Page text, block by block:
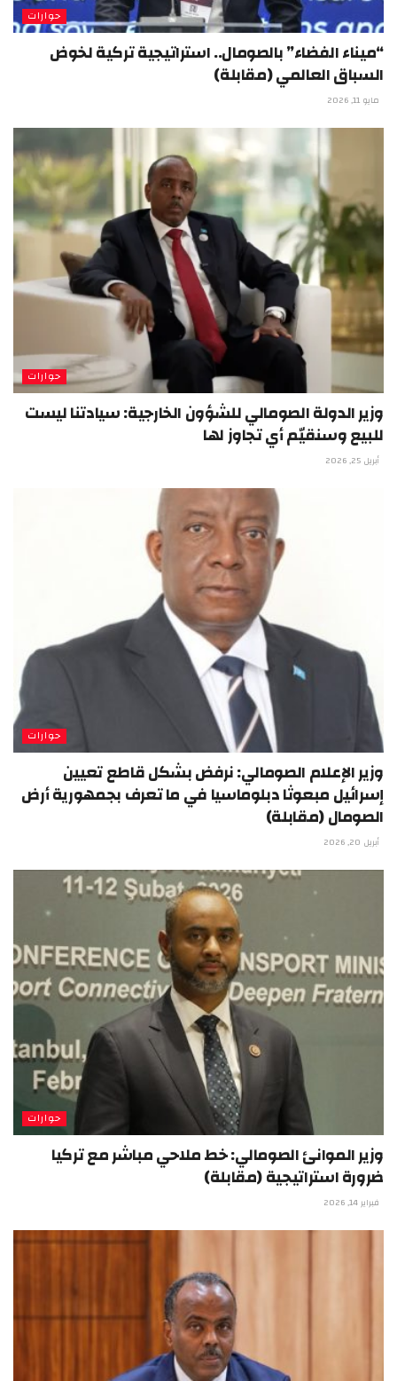
حوارات
“ميناء الفضاء” بالصومال.. استراتيجية تركية لخوض
السباق العالمي (مقابلة)
مايو 11, 2026
حوارات
وزير الدولة الصومالي للشؤون الخارجية: سيادتنا ليست
للبيع وسنقيّم أي تجاوز لها
أبريل 25, 2026
حوارات
وزير الإعلام الصومالي: نرفض بشكل قاطع تعيين
إسرائيل مبعوثا دبلوماسيا في ما تعرف بجمهورية أرض
الصومال (مقابلة)
أبريل 20, 2026
حوارات
وزير الموانئ الصومالي: خط ملاحي مباشر مع تركيا
ضرورة استراتيجية (مقابلة)
فبراير 14, 2026